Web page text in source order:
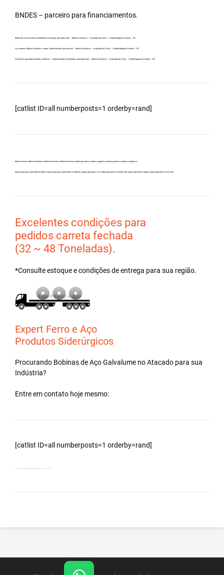
BNDES – parceiro para financiamentos.
Bobina de Aço Galvalume distribuidor no atacado, principalmente – Bobina Galvalume – Importada da China – Cidade Bragança Paulista – SP.
Aço carbono, Bobina Galvalume, chapa, carreta fechada, por exemplo – Bobina Galvalume – Importada da China – Cidade Bragança Paulista – SP.
Galvalume para fabricar telhas metálicas – carreta fechada 32 toneladas, principalmente – Bobina Galvalume – Importada da China – Cidade Bragança Paulista – SP.
[catlist ID=all numberposts=1 orderby=rand]
Bobina Aluzinc, Bobina Zincalume, Bobina Galvanew, Bobina Zincanew, bobina galvolume, bobina vagalume, bobina gavolume, bobina valgalume,
bobina galvalume para fabricar telhas, bobina galvalume para telhas metálicas, bobina galvalume csn, bobina galvalume arcelormittal, bobina galvalume gerdau, bobina galvalume usiminas,
Excelentes condições para
pedidos carreta fechada
(32 ~ 48 Toneladas).
*Consulte estoque e condições de entrega para sua região.
Expert Ferro e Aço
Produtos Siderúrgicos
Procurando Bobinas deAço Galvalume noAtacado para sua
Indústria?
Entre em contato hoje mesmo:
[catlist ID=all numberposts=1 orderby=rand]